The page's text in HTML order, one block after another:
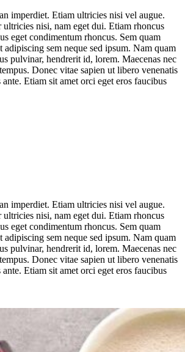
imperdiet. Etiam ultricies nisi vel augue.
nisi, nam eget dui. Etiam rhoncus
eget condimentum rhoncus. Sem quam
adipiscing sem neque sed ipsum. Nam quam
pulvinar, hendrerit id, lorem. Maecenas nec
Donec vitae sapien ut libero venenatis
Etiam sit amet orci eget eros faucibus
imperdiet. Etiam ultricies nisi vel augue.
nisi, nam eget dui. Etiam rhoncus
eget condimentum rhoncus. Sem quam
adipiscing sem neque sed ipsum. Nam quam
pulvinar, hendrerit id, lorem. Maecenas nec
Donec vitae sapien ut libero venenatis
Etiam sit amet orci eget eros faucibus